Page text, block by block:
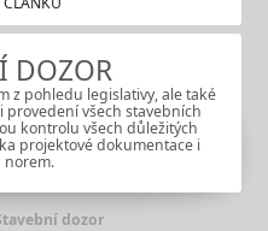
DOZOR
z pohledu legislativy, ale také
provedení všech stavebních
kontrolu všech důležitých
projektové dokumentace i
norem.
dozor